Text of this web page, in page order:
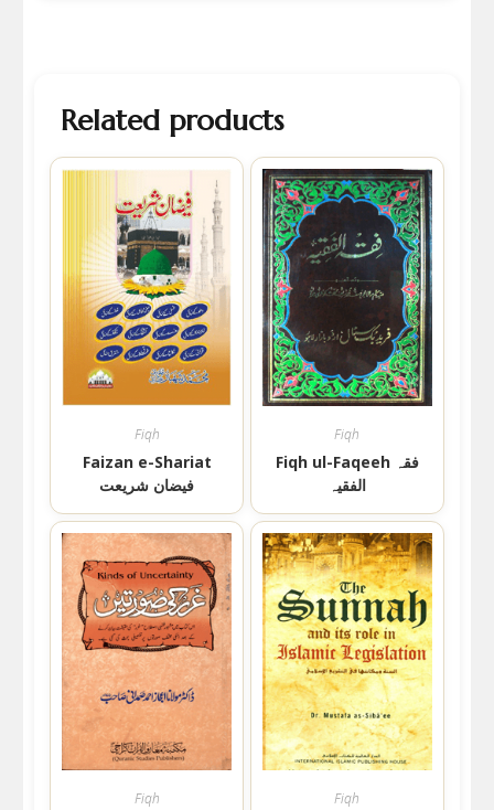
Related products
Fiqh
Faizan e-Shariat
فیضان شریعت
Fiqh
Fiqh ul-Faqeeh فقہ
الفقیہ
Fiqh Fiqh